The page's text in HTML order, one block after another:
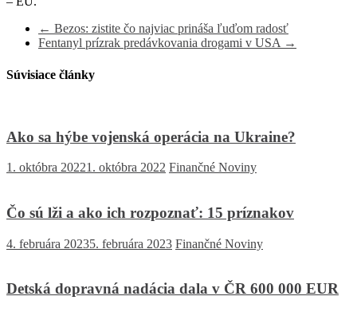
← Bezos: zistite čo najviac prináša ľuďom radosť
Fentanyl prízrak predávkovania drogami v USA →
Súvisiace články
Ako sa hýbe vojenská operácia na Ukraine?
1. októbra 20221. októbra 2022 Finančné Noviny
Čo sú lži a ako ich rozpoznať: 15 príznakov
4. februára 20235. februára 2023 Finančné Noviny
Detská dopravná nadácia dala v ČR 600 000 EUR